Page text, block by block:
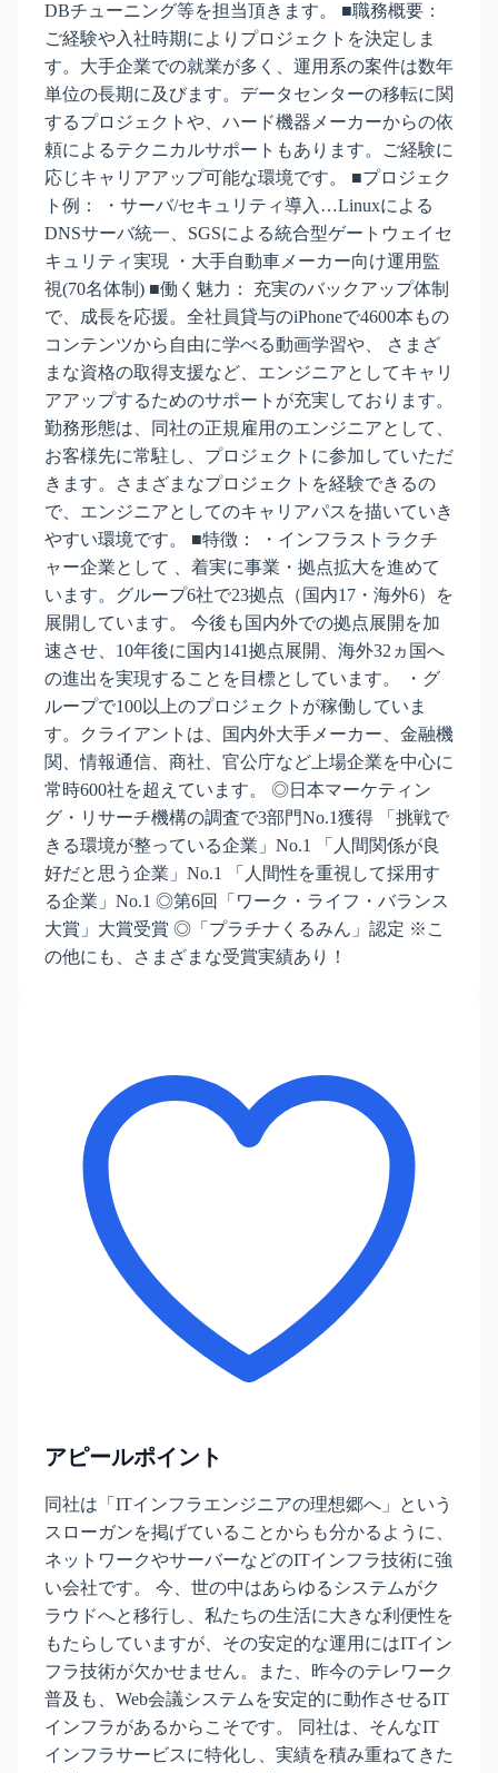
DBチューニング等を担当頂きます。 ■職務概要：
ご経験や入社時期によりプロジェクトを決定しま
す。大手企業での就業が多く、運用系の案件は数年
単位の長期に及びます。データセンターの移転に関
するプロジェクトや、ハード機器メーカーからの依
頼によるテクニカルサポートもあります。ご経験に
応じキャリアアップ可能な環境です。 ■プロジェク
ト例： ・サーバ/セキュリティ導入…Linuxによる
DNSサーバ統一、SGSによる統合型ゲートウェイセ
キュリティ実現 ・大手自動車メーカー向け運用監
視(70名体制) ■働く魅力： 充実のバックアップ体制
で、成長を応援。全社員貸与のiPhoneで4600本もの
コンテンツから自由に学べる動画学習や、 さまざ
まな資格の取得支援など、エンジニアとしてキャリ
アアップするためのサポートが充実しております。
勤務形態は、同社の正規雇用のエンジニアとして、
お客様先に常駐し、プロジェクトに参加していただ
きます。さまざまなプロジェクトを経験できるの
で、エンジニアとしてのキャリアパスを描いていき
やすい環境です。 ■特徴： ・インフラストラクチ
ャー企業として 、着実に事業・拠点拡大を進めて
います。グループ6社で23拠点（国内17・海外6）を
展開しています。 今後も国内外での拠点展開を加
速させ、10年後に国内141拠点展開、海外32ヵ国へ
の進出を実現することを目標としています。 ・グ
ループで100以上のプロジェクトが稼働していま
す。クライアントは、国内外大手メーカー、金融機
関、情報通信、商社、官公庁など上場企業を中心に
常時600社を超えています。 ◎日本マーケティン
グ・リサーチ機構の調査で3部門No.1獲得 「挑戦で
きる環境が整っている企業」No.1 「人間関係が良
好だと思う企業」No.1 「人間性を重視して採用す
る企業」No.1 ◎第6回「ワーク・ライフ・バランス
大賞」大賞受賞 ◎「プラチナくるみん」認定 ※こ
の他にも、さまざまな受賞実績あり！
アピールポイント
同社は「ITインフラエンジニアの理想郷へ」という
スローガンを掲げていることからも分かるように、
ネットワークやサーバーなどのITインフラ技術に強
い会社です。 今、世の中はあらゆるシステムがク
ラウドへと移行し、私たちの生活に大きな利便性を
もたらしていますが、その安定的な運用にはITイン
フラ技術が欠かせません。また、昨今のテレワーク
普及も、Web会議システムを安定的に動作させるIT
インフラがあるからこそです。 同社は、そんなIT
インフラサービスに特化し、実績を積み重ねてきた